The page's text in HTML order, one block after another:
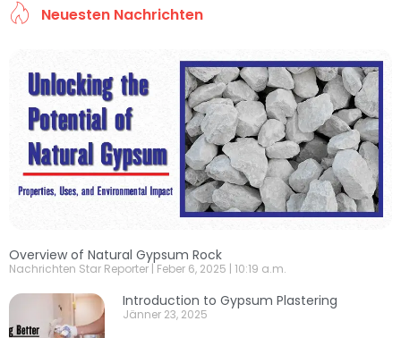
Neuesten Nachrichten
Overview of Natural Gypsum Rock
Nachrichten Star Reporter Feber 6, 2025 10:19 a.m.
Introduction to Gypsum Plastering
Jänner 23, 2025